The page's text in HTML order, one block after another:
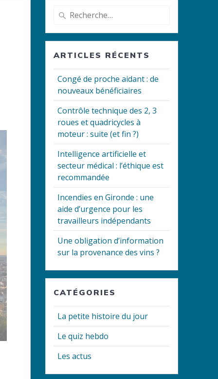
Recherche
:
ARTICLES RÉCENTS
Congé de proche aidant : de
nouveaux bénéficiaires
Contrôle technique des 2, 3
roues et quadricycles à
moteur : suite (et fin ?)
Intelligence artificielle et
secteur médical : l’éthique est
recommandée
Incendies en Gironde : une
aide d’urgence pour les
travailleurs indépendants
Une obligation d’information
sur la provenance des vins ?
CATÉGORIES
La petite histoire du jour
Le quiz hebdo
Les actus